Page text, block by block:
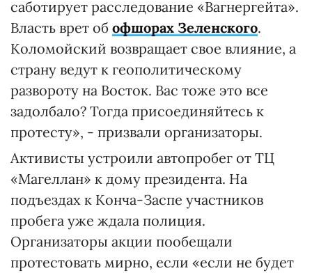
саботирует расследование «Вагнергейта».
Власть врет об офшорах Зеленского.
Коломойский возвращает свое влияние, а
страну ведут к геополитическому
развороту на Восток. Вас тоже это все
задолбало? Тогда присоединяйтесь к
протесту», - призвали организаторы.
Активисты устроили автопробег от ТЦ
«Магеллан» к дому президента. На
подъездах к Конча-Заспе участников
пробега уже ждала полиция.
Организаторы акции пообещали
протестовать мирно, если «если не будет